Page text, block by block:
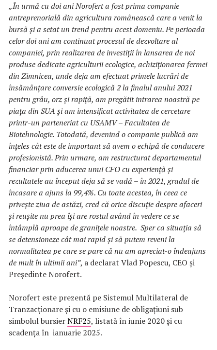
„În urmă cu doi ani Norofert a fost prima companie
antreprenorială din agricultura românească care a venit la
bursă și a setat un trend pentru acest domeniu. Pe perioada
celor doi ani am continuat procesul de dezvoltare al
companiei, prin realizarea de investiții în lansarea de noi
produse dedicate agriculturii ecologice, achiziționarea fermei
din Zimnicea, unde deja am efectuat primele lucrări de
însămânțare conversie ecologică 2 la finalul anului 2021
pentru grâu, orz și rapiță, am pregătit intrarea noastră pe
piața din SUA și am intensificat activitatea de cercetare
printr-un parteneriat cu USAMV – Facultatea de
Biotehnologie. Totodată, devenind o companie publică am
înțeles cât este de important să avem o echipă de conducere
profesionistă. Prin urmare, am restructurat departamentul
financiar prin aducerea unui CFO cu experiență și
rezultatele au început deja să se vadă – în 2021, gradul de
încasare a ajuns la 99,4%. Cu toate acestea, în ceea ce
privește ziua de astăzi, cred că orice discuție despre afaceri
și reușite nu prea își are rostul având în vedere ce se
întâmplă aproape de granițele noastre. Sper ca situația să
se detensioneze cât mai rapid și să putem reveni la
normalitatea pe care se pare că nu am apreciat-o îndeajuns
de mult în ultimii ani”, a declarat Vlad Popescu, CEO și
Președinte Norofert.
Norofert este prezentă pe Sistemul Multilateral de
Tranzacționare și cu o emisiune de obligațiuni sub
simbolul bursierNRF25, listată în iunie 2020 și cu
scadența în ianuarie 2025.